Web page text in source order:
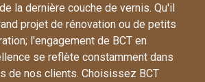
la dernière couche de vernis. Qu'il
projet de rénovation ou de petits
l'engagement de BCT en
se reflète constamment dans
de nos clients. Choisissez BCT